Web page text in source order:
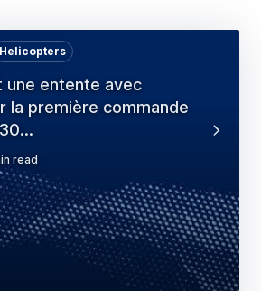
une entente avec
la première commande
Helicopters
read